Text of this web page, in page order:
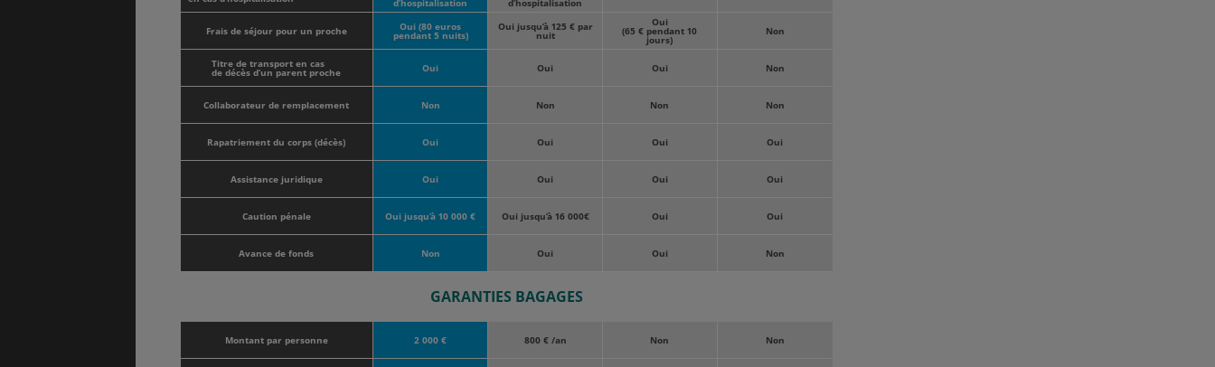
Frais de séjour pour un proche Oui (80 euros
pendant 5 nuits)
Oui jusqu’à 125 € par
nuit
Oui
(65 € pendant 10
jours)
Non
Titre de transport en cas
de décès d’un parent proche Oui Oui Oui Non
Collaborateur de remplacement Non Non Non Non
Rapatriement du corps (décès) Oui Oui Oui Oui
Assistance juridique Oui Oui Oui Oui
Caution pénale Oui jusqu’à 10 000 € Oui jusqu’à 16 000€ Oui Oui
Avance de fonds Non Oui Oui Non
GARANTIES BAGAGES
Montant par personne 2 000 € 800 € /an Non Non